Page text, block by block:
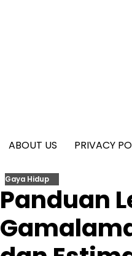
ABOUT US PRIVACY
Gaya Hidup
Panduan